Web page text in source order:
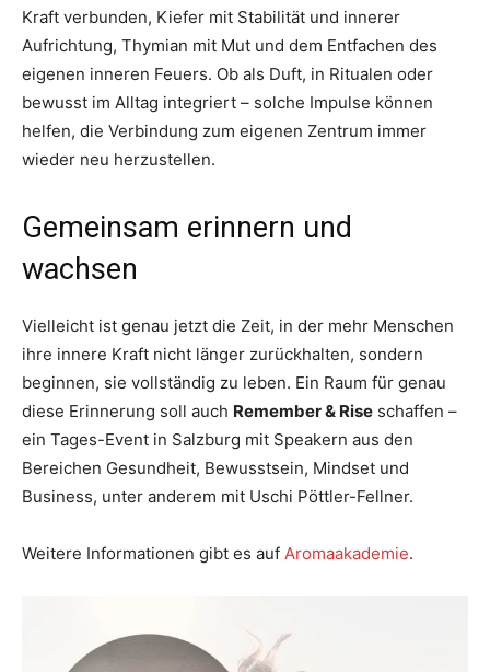
Kraft verbunden, Kiefer mit Stabilität und innerer
Aufrichtung, Thymian mit Mut und dem Entfachen des
eigenen inneren Feuers. Ob als Duft, in Ritualen oder
bewusst im Alltag integriert – solche Impulse können
helfen, die Verbindung zum eigenen Zentrum immer
wieder neu herzustellen.
Gemeinsam erinnern und
wachsen
Vielleicht ist genau jetzt die Zeit, in der mehr Menschen
ihre innere Kraft nicht länger zurückhalten, sondern
beginnen, sie vollständig zu leben. Ein Raum für genau
diese Erinnerung soll auch Remember & Rise schaffen –
ein Tages-Event in Salzburg mit Speakern aus den
Bereichen Gesundheit, Bewusstsein, Mindset und
Business, unter anderem mit Uschi Pöttler-Fellner.
Weitere Informationen gibt es auf Aromaakademie.